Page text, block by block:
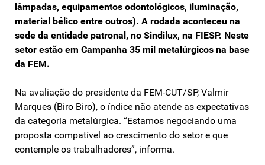
lâmpadas, equipamentos odontológicos, iluminação,
material bélico entre outros). A rodada aconteceu na
sede da entidade patronal, no Sindilux, na FIESP. Neste
setor estão em Campanha 35 mil metalúrgicos na base
da FEM.
Na avaliação do presidente da FEM-CUT/SP, Valmir
Marques (Biro Biro), o índice não atende as expectativas
da categoria metalúrgica. “Estamos negociando uma
proposta compatível ao crescimento do setor e que
contemple os trabalhadores”, informa.